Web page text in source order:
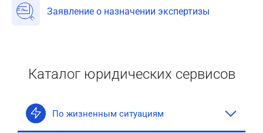
Заявление о назначении экспертизы
Каталог юридических сервисов
По жизненным ситуациям